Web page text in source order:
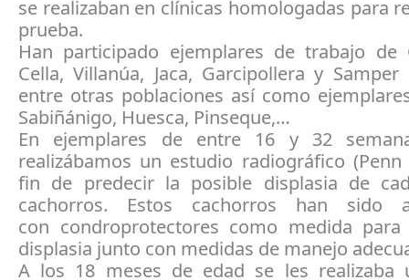
se realizaban en clínicas homologadas para
prueba.
Han participado ejemplares de trabajo de
Cella, Villanúa, Jaca, Garcipollera y Samper
entre otras poblaciones así como
Sabiñánigo, Huesca, Pinseque,…
En ejemplares de entre 16 y 32
realizábamos un estudio radiográfico
fin de predecir la posible displasia de
cachorros. Estos cachorros han sido
con condroprotectores como medida
displasia junto con medidas de manejo
A los 18 meses de edad se les realizaba